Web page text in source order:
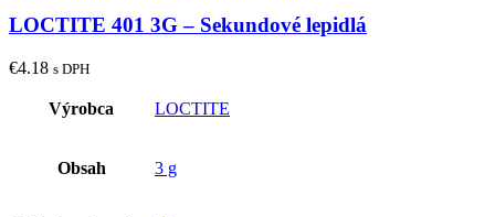
LOCTITE 401 3G – Sekundové lepidlá
€4.18 s DPH
Výrobca LOCTITE
Obsah 3 g